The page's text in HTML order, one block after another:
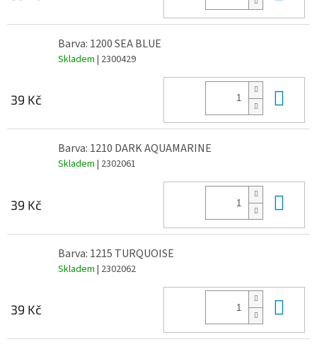
Barva: 1200 SEA BLUE
Skladem | 2300429
39 Kč
Barva: 1210 DARK AQUAMARINE
Skladem | 2302061
39 Kč
Barva: 1215 TURQUOISE
Skladem | 2302062
39 Kč